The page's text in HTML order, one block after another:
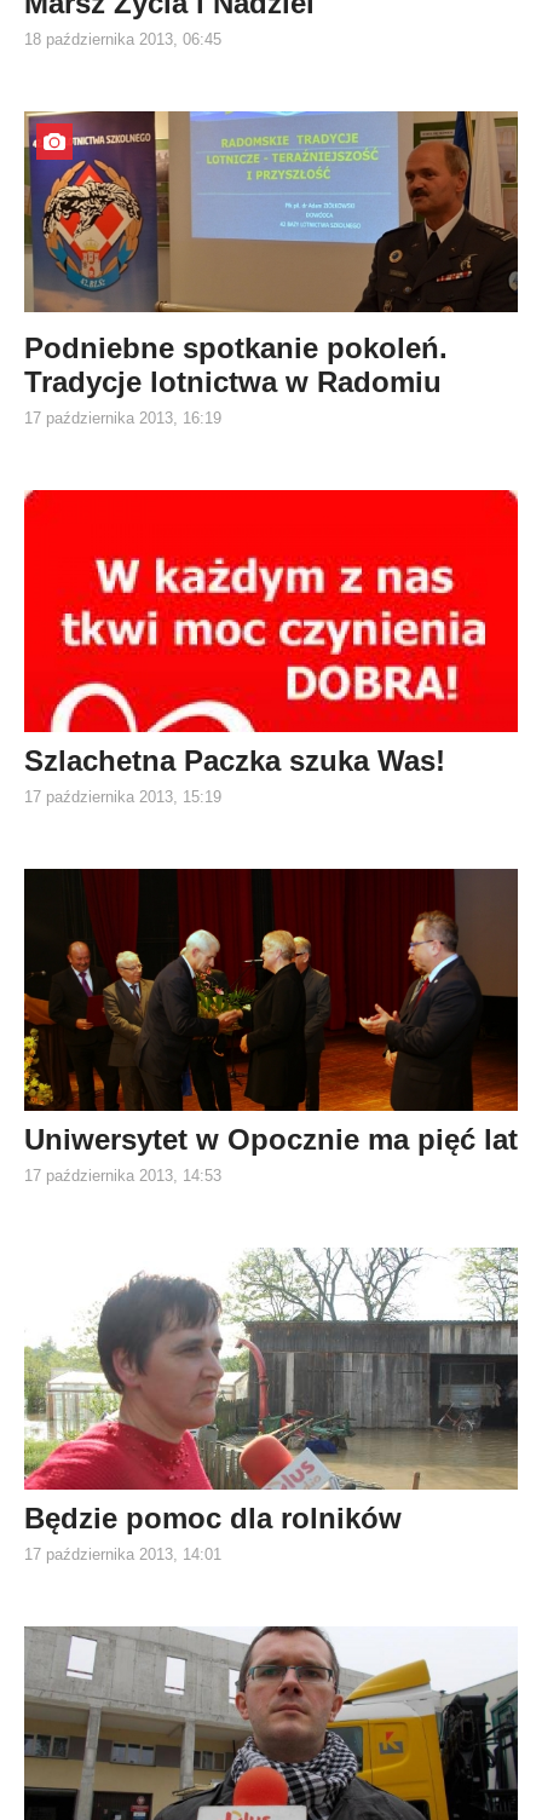
18 października 2013, 06:45
Podniebne spotkanie pokoleń.
Tradycje lotnictwa w Radomiu
17 października 2013, 16:19
Szlachetna Paczka szuka Was!
17 października 2013, 15:19
Uniwersytet w Opocznie ma pięć lat
17 października 2013, 14:53
Będzie pomoc dla rolników
17 października 2013, 14:01